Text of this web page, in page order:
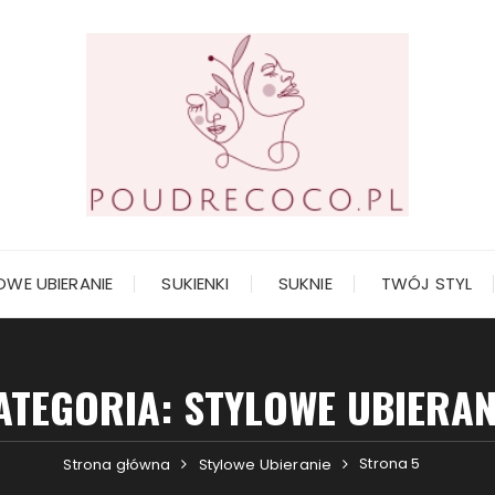
UBIERANIE SUKIENKI SUKNIE TWÓJ STYL
STYLOWE
Strona główna Stylowe Ubieranie Strona 5